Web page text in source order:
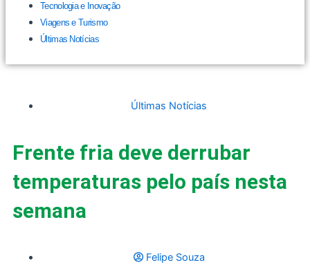
Tecnologia e Inovação
Viagens e Turismo
Últimas Notícias
Últimas Notícias
Frente fria deve derrubar
temperaturas pelo país nesta
semana
Felipe Souza